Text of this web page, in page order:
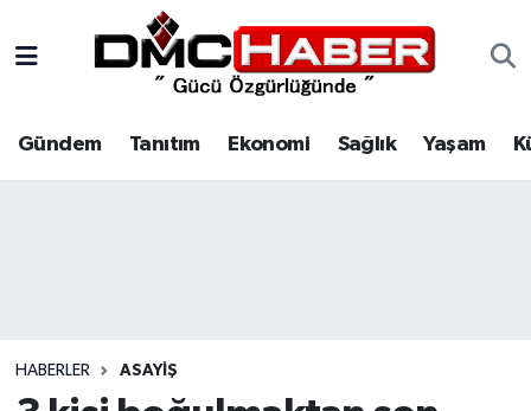
Gündem Tanıtım Ekonomi Sağlık Yaşam
HABERLER ASAYIŞ
Tanıtım
Nöbetçi Eczaneler
Hava Durumu